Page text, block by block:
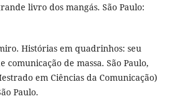
livro dos mangás. São Paulo:
Histórias em quadrinhos: seu
de massa. São Paulo,
em Ciências da Comunicação)
Paulo.